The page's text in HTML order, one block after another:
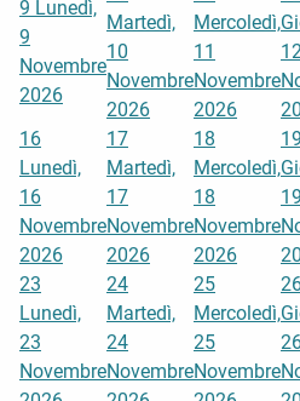
9 Lunedì,
9
Novembre
2026
Martedì,
10
Novembre
2026
Mercoledì,
11
Novembre
2026
16
Lunedì,
16
Novembre
2026
17
Martedì,
17
Novembre
2026
18
Mercoledì,
18
Novembre
2026
19
19
23
Lunedì,
23
Novembre
24
Martedì,
24
Novembre
25
Mercoledì,
25
Novembre